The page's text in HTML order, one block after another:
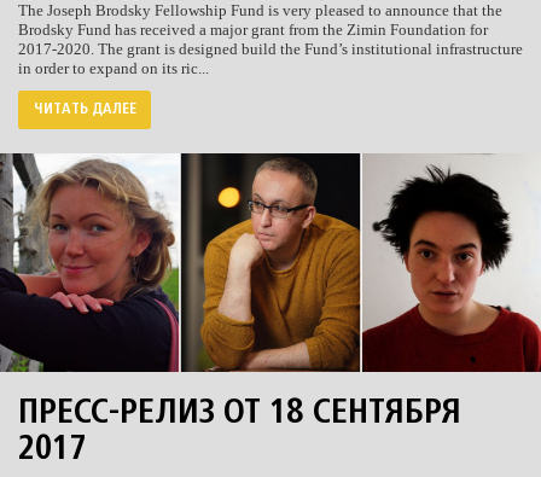
The Joseph Brodsky Fellowship Fund is very pleased to announce that the
Brodsky Fund has received a major grant from the Zimin Foundation for
2017-2020. The grant is designed build the Fund’s institutional infrastructure
in order to expand on its ric...
ЧИТАТЬ ДАЛЕЕ
ПРЕСС-РЕЛИЗ ОТ 18 СЕНТЯБРЯ
2017